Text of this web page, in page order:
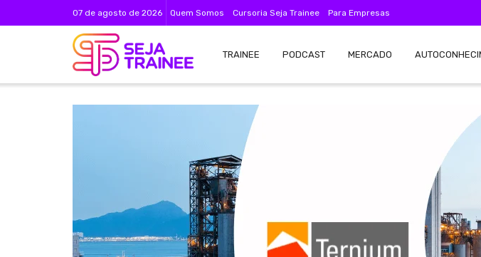
07 de agosto de 2026 Quem Somos Cursoria Seja Trainee Para Empresas
TRAINEE PODCAST MERCADO